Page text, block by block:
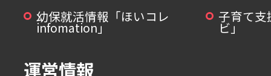
幼保就活情報「ほいコレ
infomation」
子育て支
ビ」
運営情報